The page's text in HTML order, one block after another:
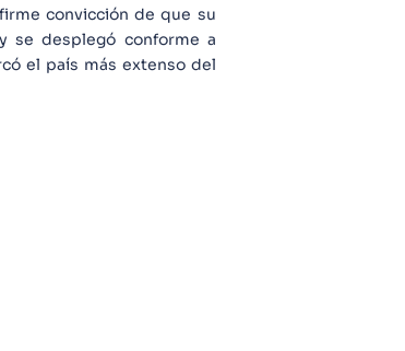
convicción de que su
se desplegó conforme a
el país más extenso del